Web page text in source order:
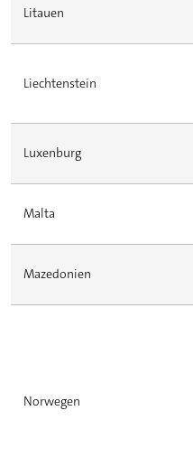
Litauen
Liechtenstein
Luxenburg
Malta
Mazedonien
Norwegen